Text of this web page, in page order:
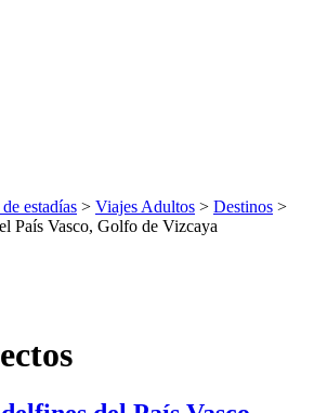
estadías > Viajes Adultos > Destinos >
País Vasco, Golfo de Vizcaya